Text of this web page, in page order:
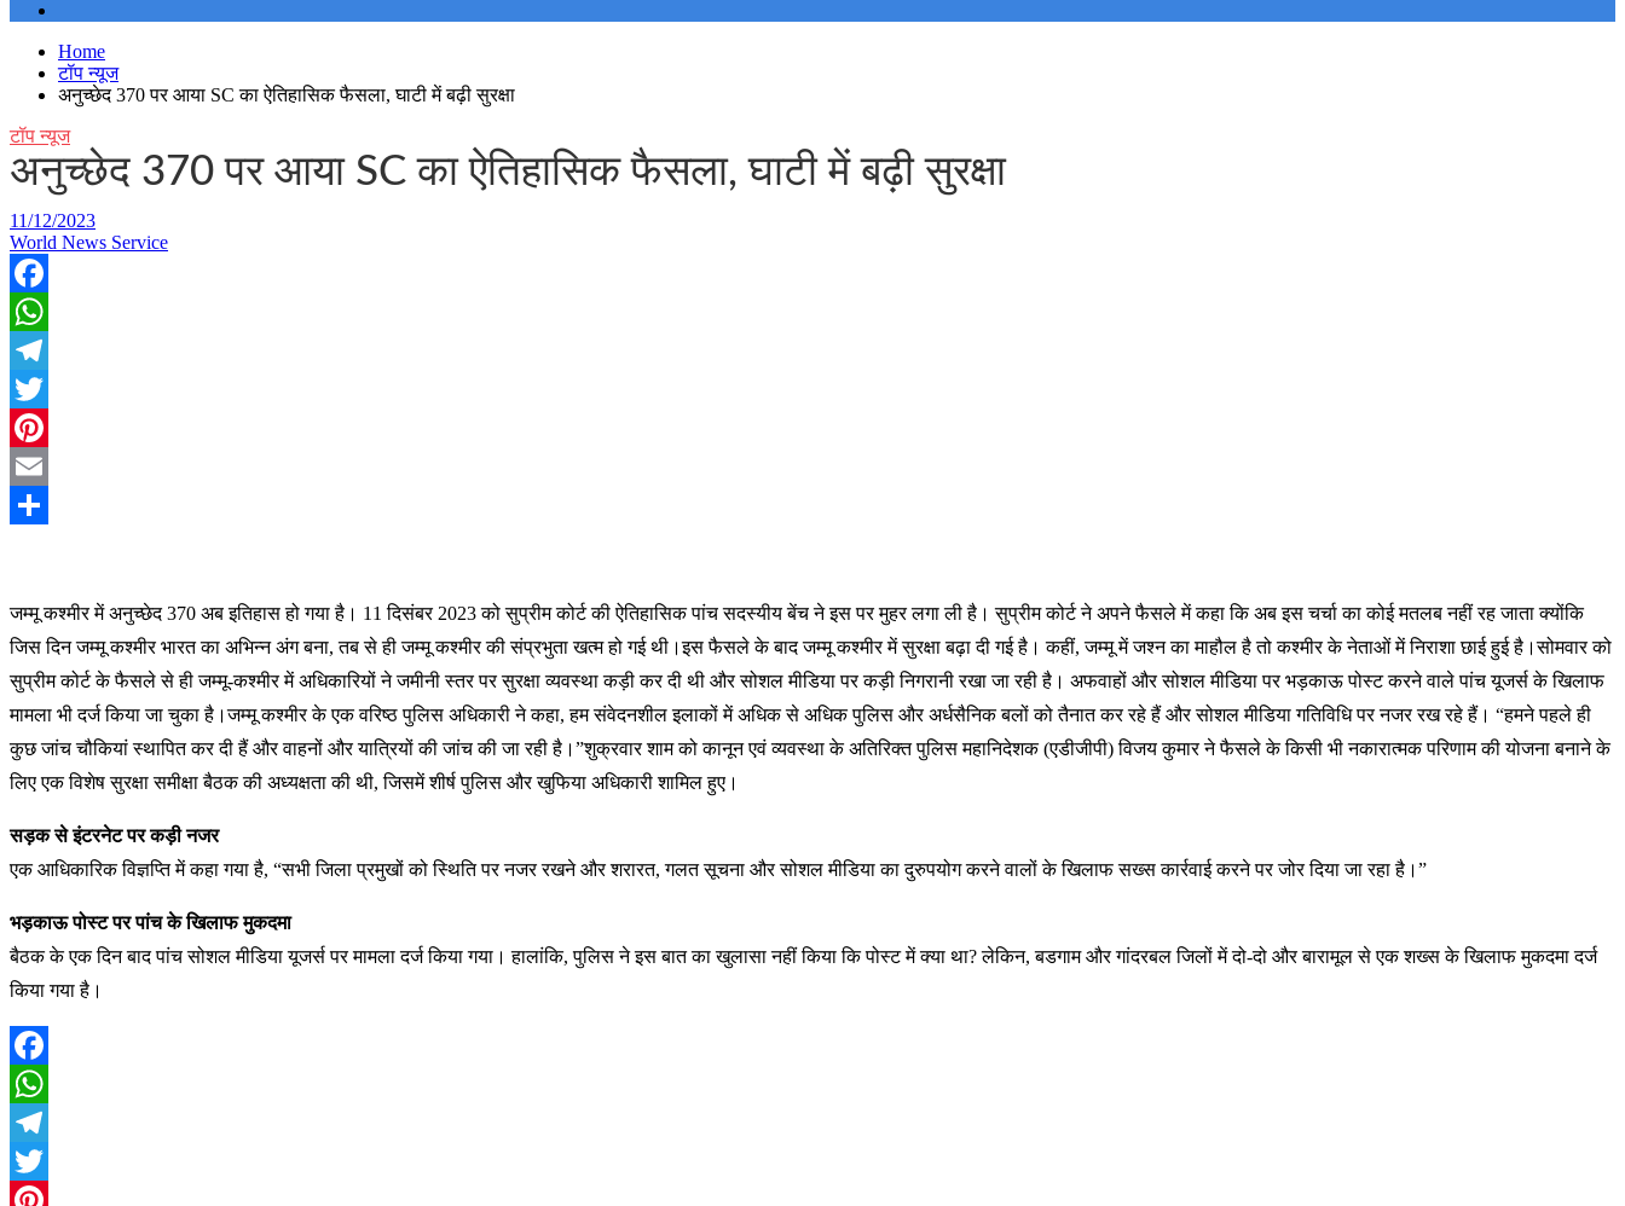
Home
टॉप न्यूज
अनुच्छेद 370 पर आया SC का ऐतिहासिक फैसला, घाटी में बढ़ी सुरक्षा
टॉप न्यूज
अनुच्छेद 370 पर आया SC का ऐतिहासिक फैसला, घाटी में बढ़ी सुरक्षा
11/12/2023
World News Service
Facebook
WhatsApp
Telegram
Twitter
Pinterest
Email
जम्मू कश्मीर में अनुच्छेद 370 अब इतिहास हो गया है। 11 दिसंबर 2023 को सुप्रीम कोर्ट की ऐतिहासिक पांच सदस्यीय बेंच ने इस पर मुहर लगा ली है। सुप्रीम कोर्ट ने अपने फैसले में कहा कि अब इस चर्चा का कोई मतलब नहीं रह जाता क्योंकि
जिस दिन जम्मू कश्मीर भारत का अभिन्न अंग बना, तब से ही जम्मू कश्मीर की संप्रभुता खत्म हो गई थी।इस फैसले के बाद जम्मू कश्मीर में सुरक्षा बढ़ा दी गई है। कहीं, जम्मू में जश्न का माहौल है तो कश्मीर के नेताओं में निराशा छाई हुई है।सोमवार को
सुप्रीम कोर्ट के फैसले से ही जम्मू-कश्मीर में अधिकारियों ने जमीनी स्तर पर सुरक्षा व्यवस्था कड़ी कर दी थी और सोशल मीडिया पर कड़ी निगरानी रखा जा रही है। अफवाहों और सोशल मीडिया पर भड़काऊ पोस्ट करने वाले पांच यूजर्स के खिलाफ
मामला भी दर्ज किया जा चुका है।जम्मू कश्मीर के एक वरिष्ठ पुलिस अधिकारी ने कहा, हम संवेदनशील इलाकों में अधिक से अधिक पुलिस और अर्धसैनिक बलों को तैनात कर रहे हैं और सोशल मीडिया गतिविधि पर नजर रख रहे हैं। “हमने पहले ही
कुछ जांच चौकियां स्थापित कर दी हैं और वाहनों और यात्रियों की जांच की जा रही है।”शुक्रवार शाम को कानून एवं व्यवस्था के अतिरिक्त पुलिस महानिदेशक (एडीजीपी) विजय कुमार ने फैसले के किसी भी नकारात्मक परिणाम की योजना बनाने के
लिए एक विशेष सुरक्षा समीक्षा बैठक की अध्यक्षता की थी, जिसमें शीर्ष पुलिस और खुफिया अधिकारी शामिल हुए।
सड़क से इंटरनेट पर कड़ी नजर
एक आधिकारिक विज्ञप्ति में कहा गया है, “सभी जिला प्रमुखों को स्थिति पर नजर रखने और शरारत, गलत सूचना और सोशल मीडिया का दुरुपयोग करने वालों के खिलाफ सख्स कार्रवाई करने पर जोर दिया जा रहा है।”
भड़काऊ पोस्ट पर पांच के खिलाफ मुकदमा
बैठक के एक दिन बाद पांच सोशल मीडिया यूजर्स पर मामला दर्ज किया गया। हालांकि, पुलिस ने इस बात का खुलासा नहीं किया कि पोस्ट में क्या था? लेकिन, बडगाम और गांदरबल जिलों में दो-दो और बारामूल से एक शख्स के खिलाफ मुकदमा दर्ज
किया गया है।
Facebook
WhatsApp
Telegram
Twitter